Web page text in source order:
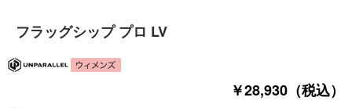
フラッグシップ プロ LV
￥28,930（税込）